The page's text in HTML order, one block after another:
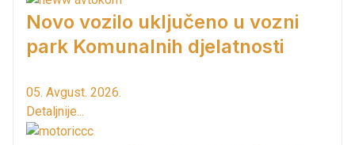
Novo vozilo uključeno u vozni
park Komunalnih djelatnosti
05. Avgust. 2026.
Detaljnije...